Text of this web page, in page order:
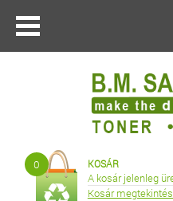
0 KOSÁR
A kosár jelenleg
Kosár